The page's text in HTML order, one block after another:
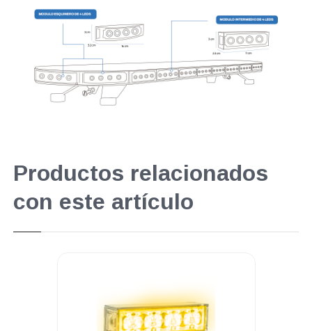
Productos relacionados
con este artículo